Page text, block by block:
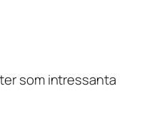
som intressanta